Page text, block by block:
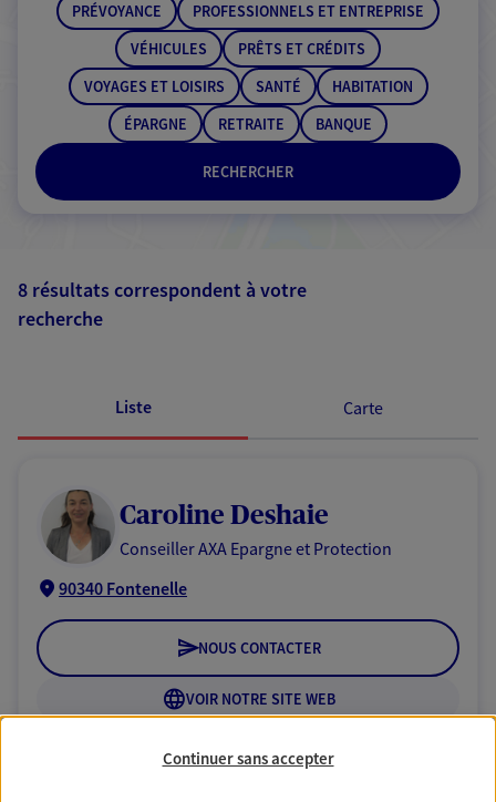
RECHERCHER
PRÉVOYANCE
PROFESSIONNELS ET ENTREPRISE
VÉHICULES
PRÊTS ET CRÉDITS
VOYAGES ET LOISIRS
SANTÉ
HABITATION
ÉPARGNE
RETRAITE BANQUE
8 résultats correspondent à votre
recherche
Liste Carte
Caroline Deshaie
Conseiller AXA Epargne et Protection
90340 Fontenelle
NOUS CONTACTER
VOIR NOTRE SITE WEB
Continuer sans accepter